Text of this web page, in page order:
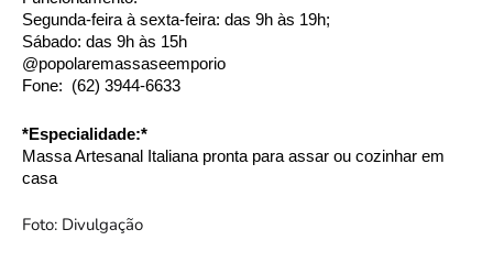
Segunda-feira à sexta-feira: das 9h às 19h;
Sábado: das 9h às 15h
@popolaremassaseemporio
Fone:  (62) 3944-6633
*Especialidade:*
Massa Artesanal Italiana pronta para assar ou cozinhar em
casa
Foto: Divulgação